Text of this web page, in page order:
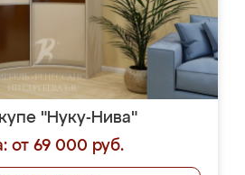
"Нуку-Нива"
от 69 000 руб.